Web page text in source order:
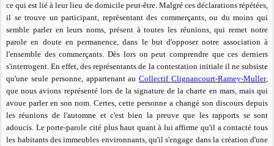
ce qui est lié à leur lieu de domicile peut-être. Malgré ces déclarations répétées,
il se trouve un participant, représentant des commerçants, ou du moins qui
semble parler en leurs noms, présent à toutes les réunions, qui remet notre
parole en doute en permanence, dans le but d'opposer notre association à
l'ensemble des commerçants. Dès lors on peut comprendre que ces derniers
s'interrogent. En effet, des représentants de la contestation initiale il ne subsiste
qu'une seule personne, appartenant auCollectif Clignancourt-Ramey-Muller,
que nous avions représenté lors de la signature de la charte en mars, mais qui
avoue parler en son nom. Certes, cette personne a changé son discours depuis
les réunions de l'automne et c'est bien la preuve que les rapports se sont
adoucis. Le porte-parole cité plus haut quant à lui affirme qu'il a contacté tous
les habitants des immeubles environnants, qu'il s'engage dans la création d'une